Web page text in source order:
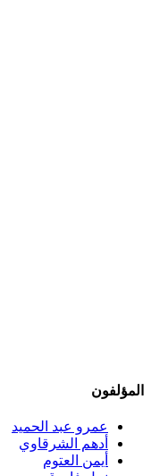
المؤلفون
عمرو عبد الحميد
أدهم الشرقاوي
أيمن العتوم